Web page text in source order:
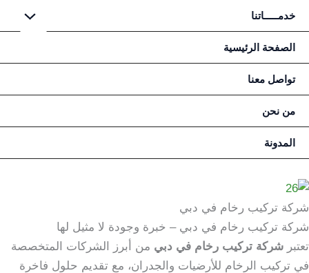
إلى
المحتوى
خدمـــــاتنا
الصفحة الرئيسية
تواصل معنا
من نحن
المدونة
شركة تركيب رخام في دبي
شركة تركيب رخام في دبي – خبرة وجودة لا مثيل لها
تعتبر شركة تركيب رخام في دبي من أبرز الشركات المتخصصة
في تركيب الرخام للأرضيات والجدران، مع تقديم حلول فاخرة